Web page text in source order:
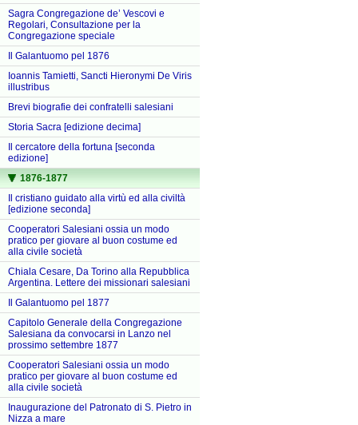
Sagra Congregazione de’ Vescovi e
Regolari, Consultazione per la
Congregazione speciale
Il Galantuomo pel 1876
Ioannis Tamietti, Sancti Hieronymi De Viris
illustribus
Brevi biografie dei confratelli salesiani
Storia Sacra [edizione decima]
Il cercatore della fortuna [seconda
edizione]
1876-1877
Il cristiano guidato alla virtù ed alla civiltà
[edizione seconda]
Cooperatori Salesiani ossia un modo
pratico per giovare al buon costume ed
alla civile società
Chiala Cesare, Da Torino alla Repubblica
Argentina. Lettere dei missionari salesiani
Il Galantuomo pel 1877
Capitolo Generale della Congregazione
Salesiana da convocarsi in Lanzo nel
prossimo settembre 1877
Cooperatori Salesiani ossia un modo
pratico per giovare al buon costume ed
alla civile società
Inaugurazione del Patronato di S. Pietro in
Nizza a mare